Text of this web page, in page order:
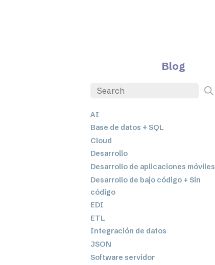
Blog
AI
Base de datos + SQL
Cloud
Desarrollo
Desarrollo de aplicaciones móviles
Desarrollo de bajo código + Sin
código
EDI
ETL
Integración de datos
JSON
Software servidor